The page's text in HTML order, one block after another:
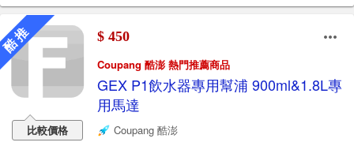
推
比較價格
$ 450
Coupang 酷澎 熱門推薦商品
GEX P1飲水器專用幫浦 900ml&1.8L專
用馬達
Coupang 酷澎